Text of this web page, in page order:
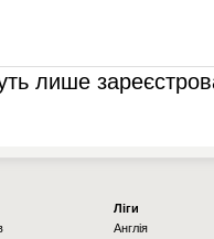
лише
Ліги
Англія